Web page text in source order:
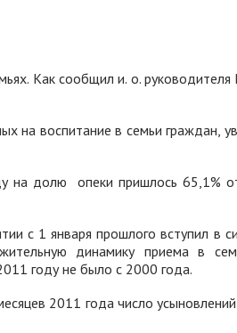
Как сообщил и. о. руководителя
на воспитание в семьи граждан,
на долю
опеки пришлось 65,1%
с 1 января прошлого вступил в
динамику приема в
году не было с 2000 года.
2011 года число